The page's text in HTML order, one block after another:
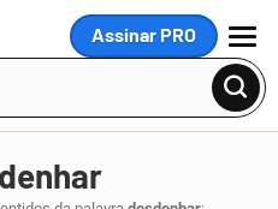
Assinar PRO
MENU